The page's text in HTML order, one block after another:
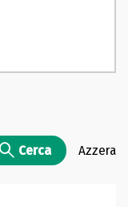
Cerca Azzera